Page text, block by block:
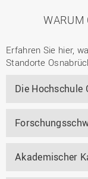
WARUM
Erfahren Sie hier,
Standorte
Die Hochschule
Akademischer